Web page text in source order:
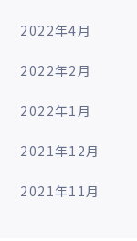
2022年4月
2022年2月
2022年1月
2021年12月
2021年11月